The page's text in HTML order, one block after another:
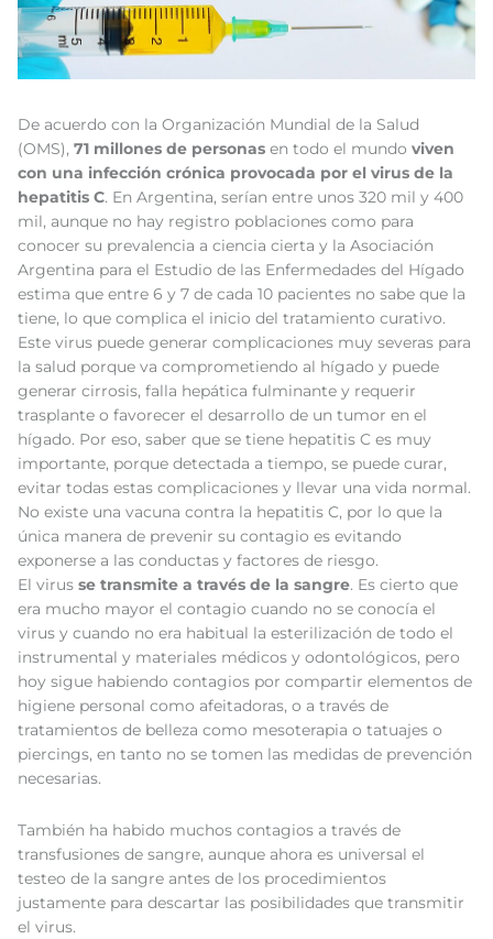
De acuerdo con la Organización Mundial de la Salud
(OMS), 71 millones de personas en todo el mundo viven
con una infección crónica provocada por el virus de la
hepatitis C. En Argentina, serían entre unos 320 mil y 400
mil, aunque no hay registro poblaciones como para
conocer su prevalencia a ciencia cierta y la Asociación
Argentina para el Estudio de las Enfermedades del Hígado
estima que entre 6 y 7 de cada 10 pacientes no sabe que la
tiene, lo que complica el inicio del tratamiento curativo.
Este virus puede generar complicaciones muy severas para
la salud porque va comprometiendo al hígado y puede
generar cirrosis, falla hepática fulminante y requerir
trasplante o favorecer el desarrollo de un tumor en el
hígado. Por eso, saber que se tiene hepatitis C es muy
importante, porque detectada a tiempo, se puede curar,
evitar todas estas complicaciones y llevar una vida normal.
No existe una vacuna contra la hepatitis C, por lo que la
única manera de prevenir su contagio es evitando
exponerse a las conductas y factores de riesgo.
El virus se transmite a través de la sangre. Es cierto que
era mucho mayor el contagio cuando no se conocía el
virus y cuando no era habitual la esterilización de todo el
instrumental y materiales médicos y odontológicos, pero
hoy sigue habiendo contagios por compartir elementos de
higiene personal como afeitadoras, o a través de
tratamientos de belleza como mesoterapia o tatuajes o
piercings, en tanto no se tomen las medidas de prevención
necesarias.
También ha habido muchos contagios a través de
transfusiones de sangre, aunque ahora es universal el
testeo de la sangre antes de los procedimientos
justamente para descartar las posibilidades que transmitir
el virus.